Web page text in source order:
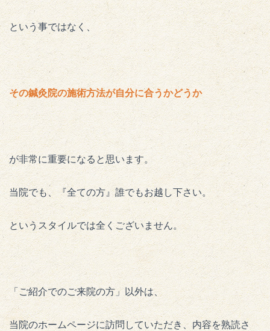
という事ではなく、
その鍼灸院の施術方法が自分に合うかどうか
が非常に重要になると思います。
当院でも、『全ての方』誰でもお越し下さい。
というスタイルでは全くございません。
「ご紹介でのご来院の方」以外は、
当院のホームページに訪問していただき、内容を熟読さ